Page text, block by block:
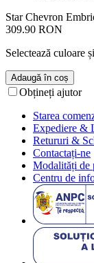
Star Chevron
309.90 RON
Selectează culoare
Adaugă în coș
Obțineți ajutor
Starea
Expediere &
Retururi &
Contactați-ne
Modalități de
Centru de